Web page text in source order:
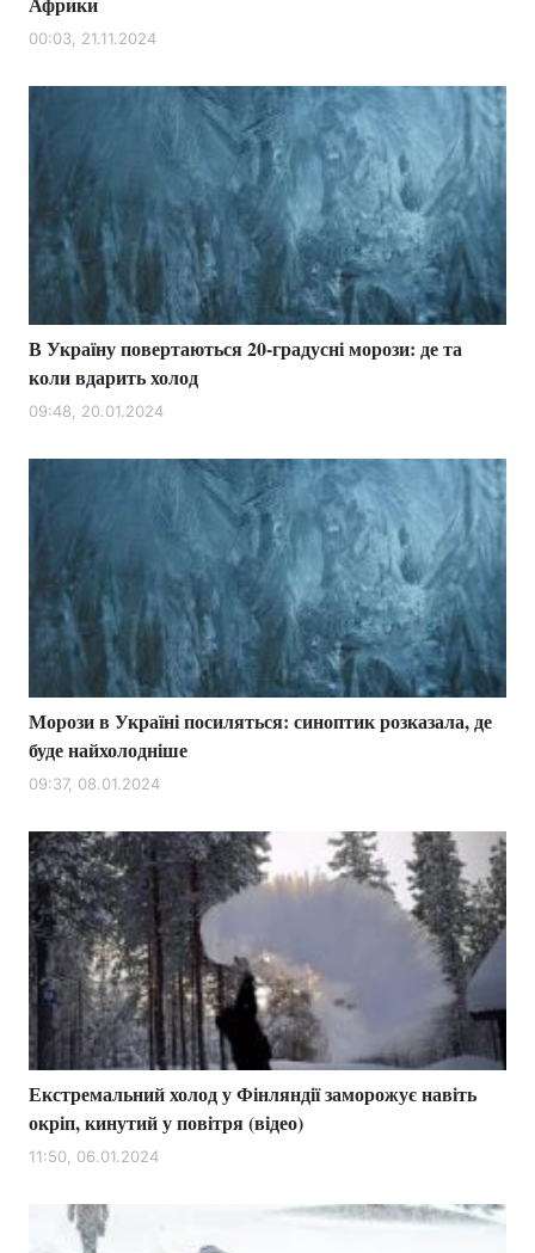
00:03, 21.11.2024
В Україну повертаються 20-градусні морози: де та
коли вдарить холод
09:48, 20.01.2024
Морози в Україні посиляться: синоптик розказала, де
буде найхолодніше
09:37, 08.01.2024
Екстремальний холод у Фінляндії заморожує навіть
окріп, кинутий у повітря (відео)
11:50, 06.01.2024